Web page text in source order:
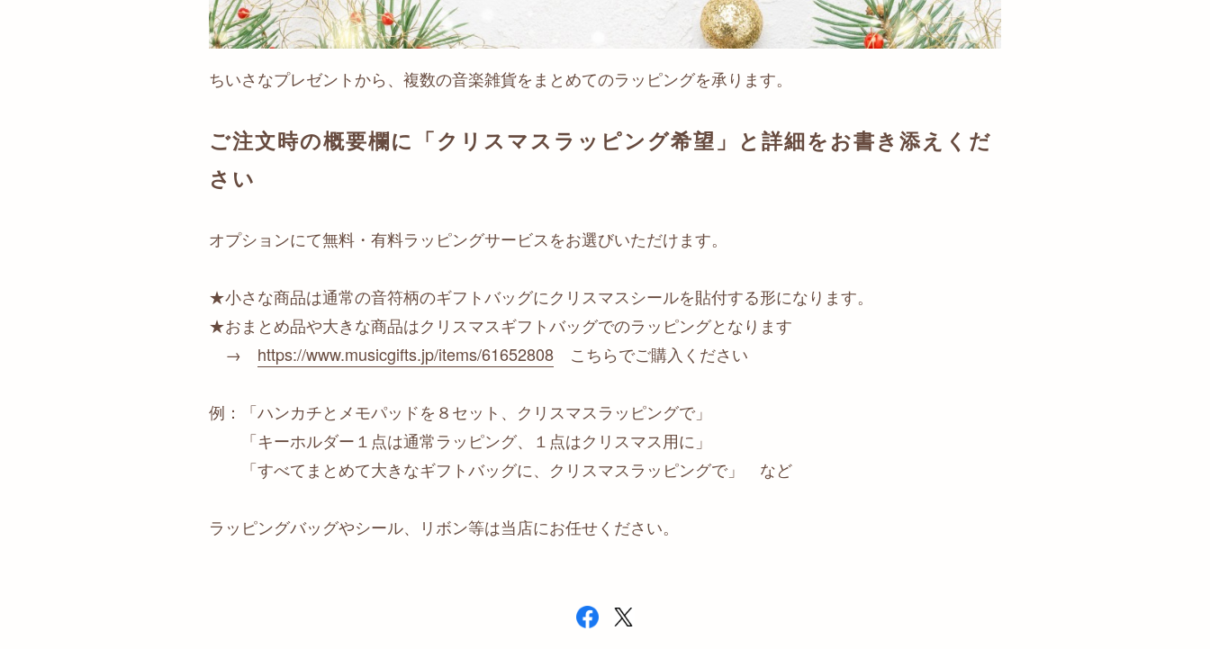
ちいさなプレゼントから、複数の音楽雑貨をまとめてのラッピングを承ります。
ご注文時の概要欄に「クリスマスラッピング希望」と詳細をお書き添えくだ
さい
オプションにて無料・有料ラッピングサービスをお選びいただけます。
★小さな商品は通常の音符柄のギフトバッグにクリスマスシールを貼付する形になります。
★おまとめ品や大きな商品はクリスマスギフトバッグでのラッピングとなります
→ https://www.musicgifts.jp/items/61652808 こちらでご購入ください
例：「ハンカチとメモパッドを８セット、クリスマスラッピングで」
「キーホルダー１点は通常ラッピング、１点はクリスマス用に」
「すべてまとめて大きなギフトバッグに、クリスマスラッピングで」 など
ラッピングバッグやシール、リボン等は当店にお任せください。